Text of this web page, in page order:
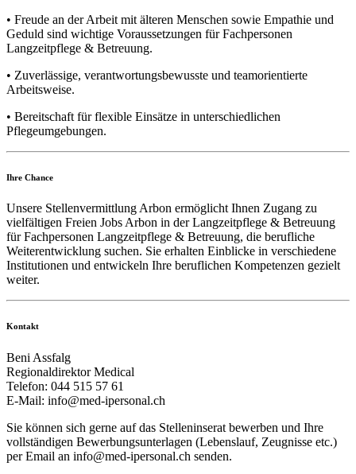
• Freude an der Arbeit mit älteren Menschen sowie Empathie und
Geduld sind wichtige Voraussetzungen für Fachpersonen
Langzeitpflege & Betreuung.
• Zuverlässige, verantwortungsbewusste und teamorientierte
Arbeitsweise.
• Bereitschaft für flexible Einsätze in unterschiedlichen
Pflegeumgebungen.
Ihre Chance
Unsere Stellenvermittlung Arbon ermöglicht Ihnen Zugang zu
vielfältigen Freien Jobs Arbon in der Langzeitpflege & Betreuung
für Fachpersonen Langzeitpflege & Betreuung, die berufliche
Weiterentwicklung suchen. Sie erhalten Einblicke in verschiedene
Institutionen und entwickeln Ihre beruflichen Kompetenzen gezielt
weiter.
Kontakt
Beni Assfalg
Regionaldirektor Medical
Telefon: 044 515 57 61
E-Mail: info@med-ipersonal.ch
Sie können sich gerne auf das Stelleninserat bewerben und Ihre
vollständigen Bewerbungsunterlagen (Lebenslauf, Zeugnisse etc.)
per Email an info@med-ipersonal.ch senden.